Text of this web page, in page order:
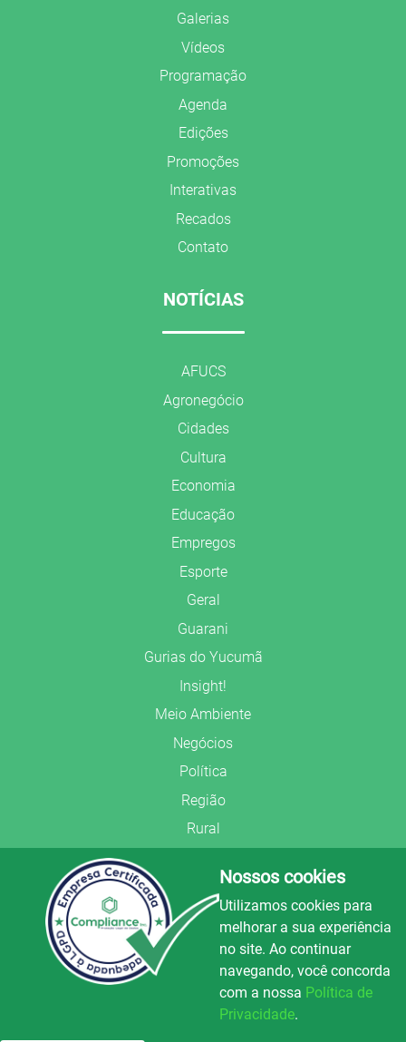
Galerias
Vídeos
Programação
Agenda
Edições
Promoções
Interativas
Recados
Contato
NOTÍCIAS
AFUCS
Agronegócio
Cidades
Cultura
Economia
Educação
Empregos
Esporte
Geral
Guarani
Gurias do Yucumã
Insight!
Meio Ambiente
Negócios
Política
Região
Rural
Segurança Pública
União Frederiquense
© Copyright 2022.LA+.
Nossos cookies
Utilizamos cookies para
melhorar a sua experiência
no site. Ao continuar
navegando, você concorda
com a nossa Política de
Privacidade.